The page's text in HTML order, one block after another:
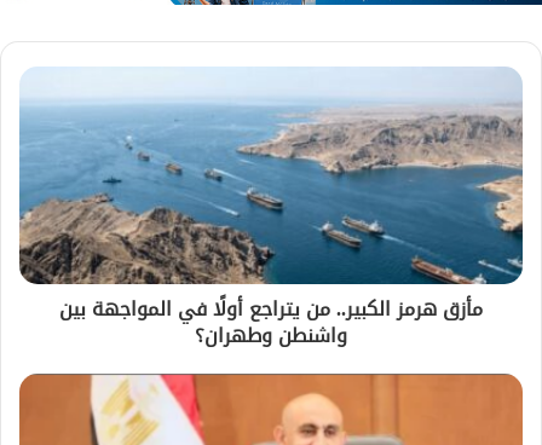
مأزق هرمز الكبير.. من يتراجع أولًا في المواجهة بين
واشنطن وطهران؟